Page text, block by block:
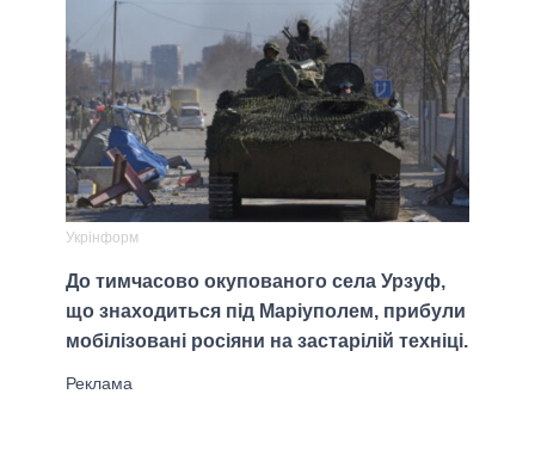
Укрінформ
До тимчасово окупованого села Урзуф,
що знаходиться під Маріуполем, прибули
мобілізовані росіяни на застарілій техніці.